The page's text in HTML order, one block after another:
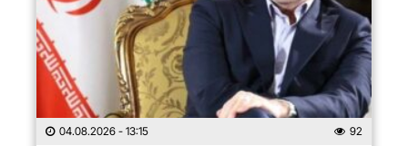
04.08.2026 - 13:15 92